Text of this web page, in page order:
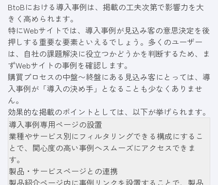
BtoBにおける導入事例は、掲載の工夫次第で影響力を大
きく高められます。
特にWebサイトでは、導入事例が見込み客の意思決定を後
押しする重要な要素といえるでしょう。多くのユーザー
は、自社の課題解決に役立つかどうかを判断するため、ま
ずWebサイトの事例を確認します。
購買プロセスの中盤〜終盤にある見込み客にとっては、導
入事例が「導入の決め手」となることも少なくありませ
ん。
効果的な掲載のポイントとしては、以下が挙げられます。
導入事例専用ページの設置
業種やサービス別にフィルタリングできる構成にするこ
とで、関心度の高い事例へスムーズにアクセスできま
す。
製品・サービスページとの連携
製品紹介ページ内に事例リンクを設置することで、製品